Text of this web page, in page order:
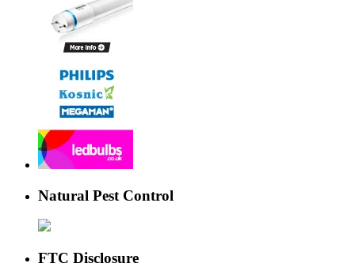
Natural Pest Control
FTC Disclosure